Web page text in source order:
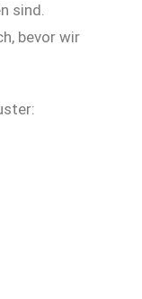
sind.
bevor wir